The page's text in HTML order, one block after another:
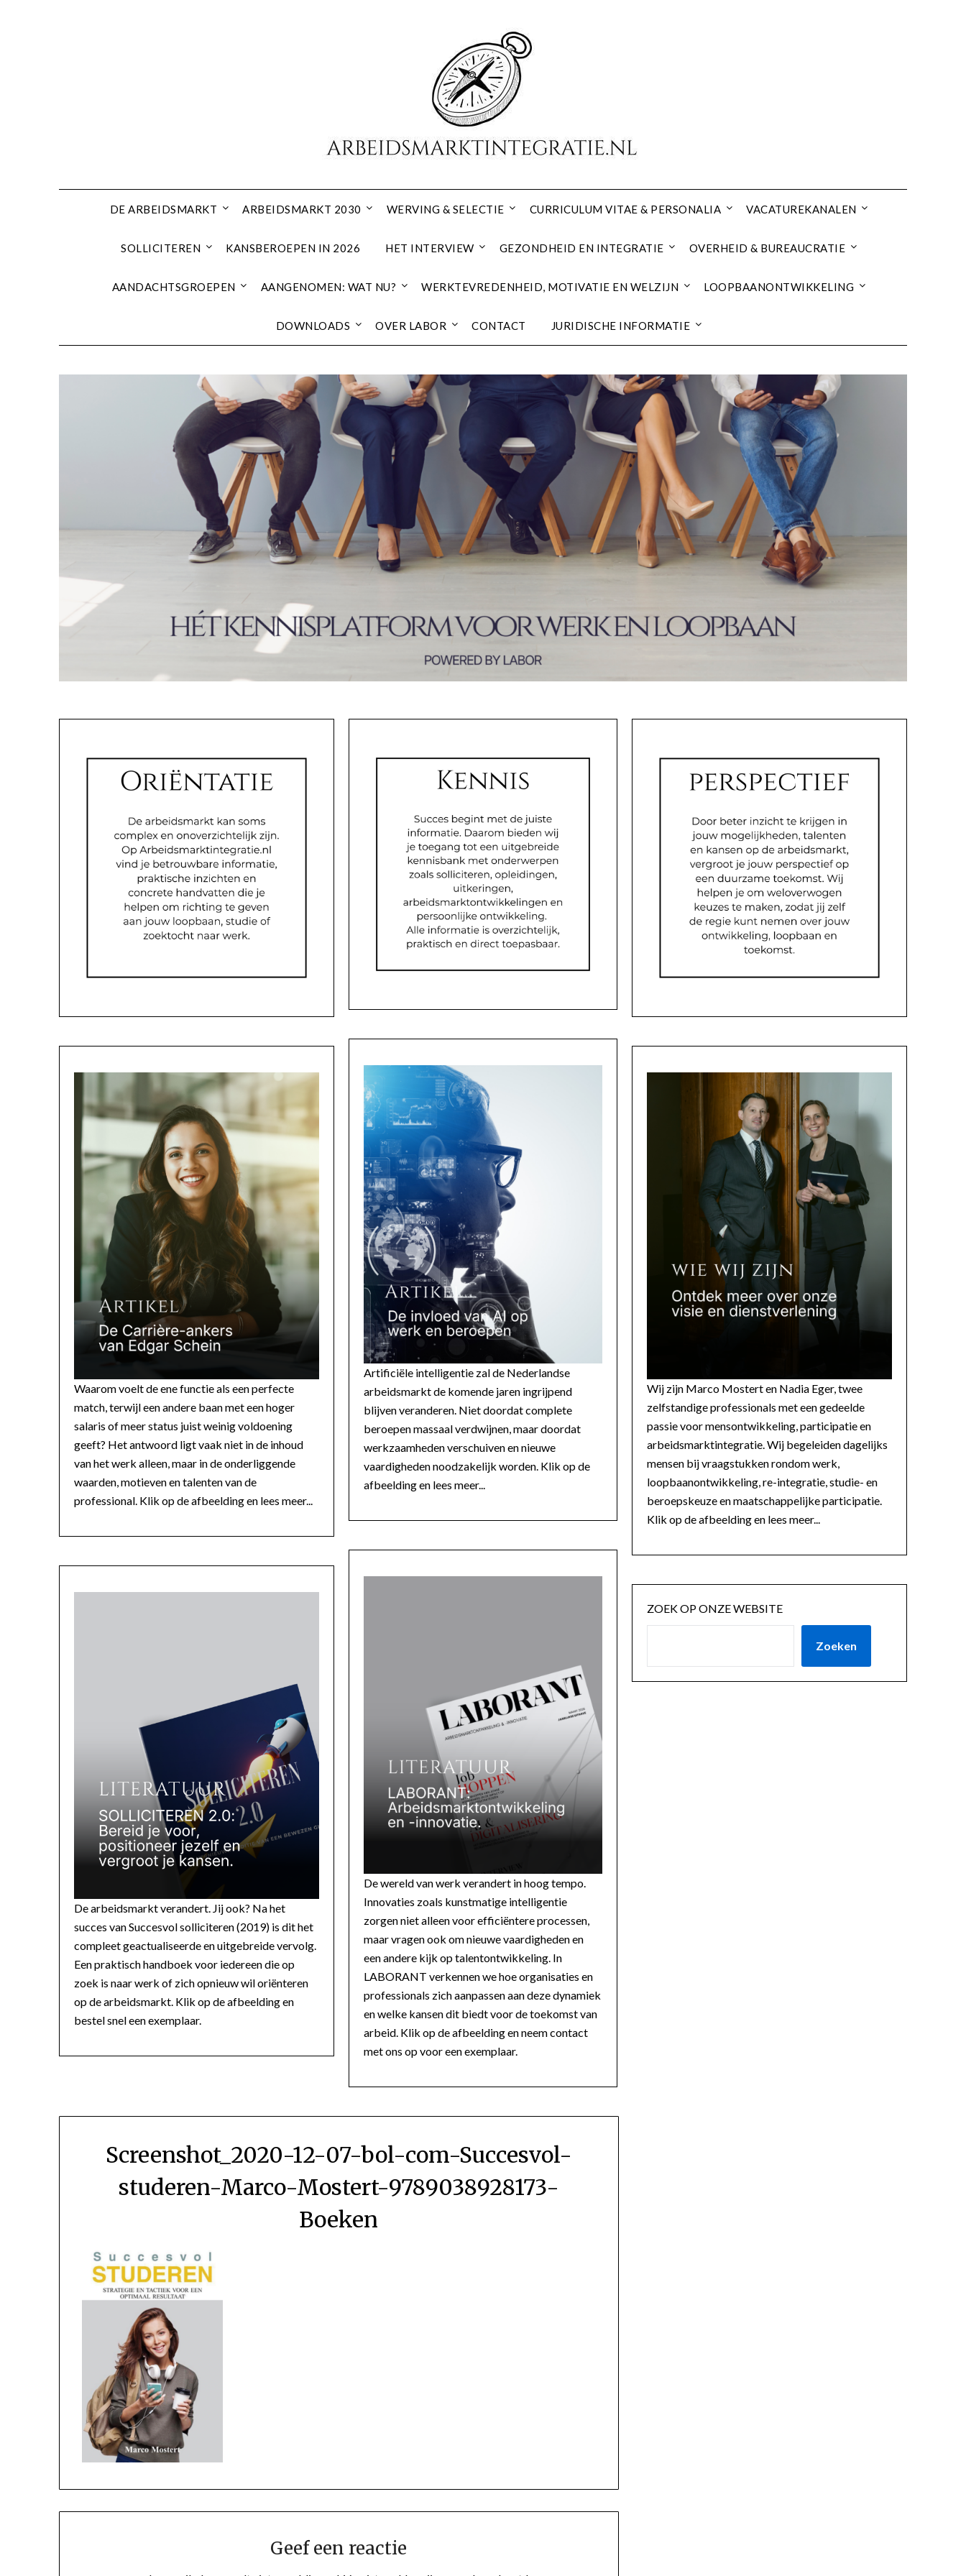
DE ARBEIDSMARKT ARBEIDSMARKT 2030 WERVING & SELECTIE CURRICULUM VITAE & PERSONALIA VACATUREKANALEN
SOLLICITEREN KANSBEROEPEN IN 2026 HET INTERVIEW GEZONDHEID EN INTEGRATIE OVERHEID & BUREAUCRATIE
AANDACHTSGROEPEN AANGENOMEN: WAT NU? WERKTEVREDENHEID, MOTIVATIE EN WELZIJN LOOPBAANONTWIKKELING
DOWNLOADS OVER LABOR CONTACT JURIDISCHE INFORMATIE
Waarom voelt de ene functie als een perfecte
match, terwijl een andere baan met een hoger
salaris of meer status juist weinig voldoening
geeft? Het antwoord ligt vaak niet in de inhoud
van het werk alleen, maar in de onderliggende
waarden, motieven en talenten van de
professional. Klik op de afbeelding en lees meer...
De arbeidsmarkt verandert. Jij ook? Na het
succes van Succesvol solliciteren (2019) is dit het
compleet geactualiseerde en uitgebreide vervolg.
Een praktisch handboek voor iedereen die op
zoek is naar werk of zich opnieuw wil oriënteren
op de arbeidsmarkt. Klik op de afbeelding en
bestel snel een exemplaar.
Artificiële intelligentie zal de Nederlandse
arbeidsmarkt de komende jaren ingrijpend
blijven veranderen. Niet doordat complete
beroepen massaal verdwijnen, maar doordat
werkzaamheden verschuiven en nieuwe
vaardigheden noodzakelijk worden. Klik op de
afbeelding en lees meer...
De wereld van werk verandert in hoog tempo.
Innovaties zoals kunstmatige intelligentie
zorgen niet alleen voor efficiëntere processen,
maar vragen ook om nieuwe vaardigheden en
een andere kijk op talentontwikkeling. In
LABORANT verkennen we hoe organisaties en
professionals zich aanpassen aan deze dynamiek
en welke kansen dit biedt voor de toekomst van
arbeid. Klik op de afbeelding en neem contact
met ons op voor een exemplaar.
Wij zijn Marco Mostert en Nadia Eger, twee
zelfstandige professionals met een gedeelde
passie voor mensontwikkeling, participatie en
arbeidsmarktintegratie. Wij begeleiden dagelijks
mensen bij vraagstukken rondom werk,
loopbaanontwikkeling, re-integratie, studie- en
beroepskeuze en maatschappelijke participatie.
Klik op de afbeelding en lees meer...
ZOEK OP ONZE WEBSITE
Zoeken
Screenshot_2020-12-07-bol-com-Succesvol-
studeren-Marco-Mostert-9789038928173-
Boeken
Geef een reactie